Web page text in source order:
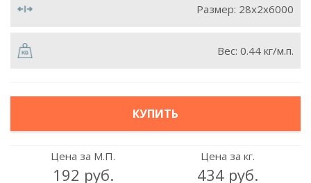
Размер: 28х2х6000
Вес: 0.44 кг/м.п.
КУПИТЬ
Цена за М.П.
192 руб.
Цена за кг.
434 руб.